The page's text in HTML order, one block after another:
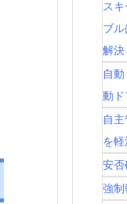
ス
ブ
解決
自
動
自
を
安否
強